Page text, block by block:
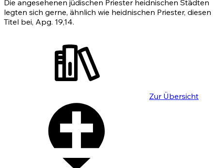
Die angesehenen jüdischen Priester heidnischen Städten
legten sich gerne, ähnlich wie heidnischen Priester, diesen
Titel bei, Apg. 19,14.
Zur Übersicht